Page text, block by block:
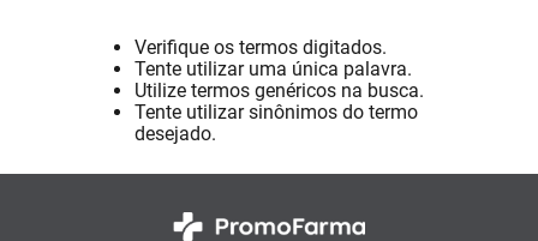
Verifique os termos digitados.
Tente utilizar uma única palavra.
Utilize termos genéricos na busca.
Tente utilizar sinônimos do termo
desejado.
Absorvente
Pampers Confort Sec
Lavitan